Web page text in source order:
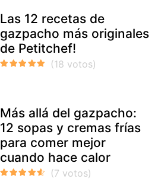
Las 12 recetas de
gazpacho más originales
de Petitchef!
Más allá del gazpacho:
12 sopas y cremas frías
para comer mejor
cuando hace calor